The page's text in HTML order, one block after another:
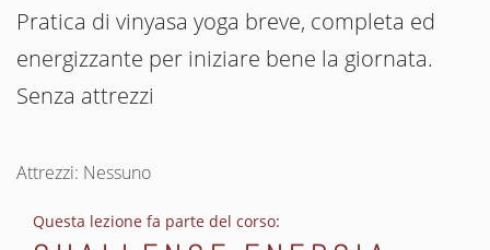
Pratica di vinyasa yoga breve, completa ed
energizzante per iniziare bene la giornata.
Senza attrezzi
Attrezzi: Nessuno
Questa lezione fa parte del corso: